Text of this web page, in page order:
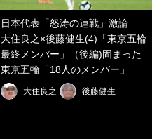
日本代表「怒涛の連戦」激論
大住良之×後藤健生(4)「東京五輪
最終メンバー」（後編)固まった
東京五輪「18人のメンバー」
大住良之 後藤健生